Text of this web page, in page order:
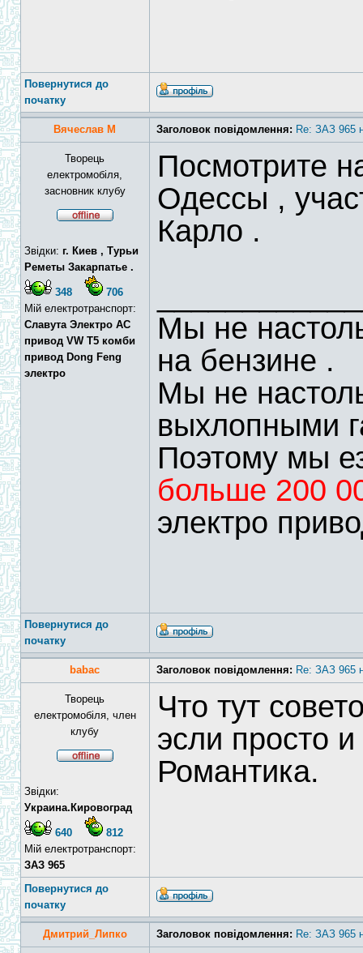
Повернутися до
початку
Вячеслав М Заголовок повідомлення: Re: ЗАЗ 965
Творець
електромобіля,
засновник клубу
Звідки: г. Киев , Турьи
Реметы Закарпатье .
348
706
Мій електротранспорт:
Славута Электро АС
привод VW T5 комби
привод Dong Feng
электро
Посмотрите
Одессы ,
Карло .
Мы не
на бензине .
Мы не
выхлопными
Поэтому мы
больше 200
электро
Повернутися до
початку
babac Заголовок повідомлення: Re: ЗАЗ 965
Творець
електромобіля, член
клубу
Звідки:
Украина.Кировоград
640
812
Мій електротранспорт:
ЗАЗ 965
Что тут
эсли просто
Романтика.
Повернутися до
початку
Дмитрий_Липко Заголовок повідомлення: Re: ЗАЗ 965